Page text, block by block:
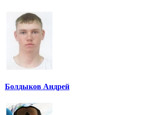
Болдыков Андрей